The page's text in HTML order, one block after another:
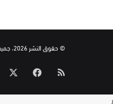
© حقوق النشر 2026، جميع الحقوق محفوظة هنا24
ملخص
الموقع
فيسبوك
ر